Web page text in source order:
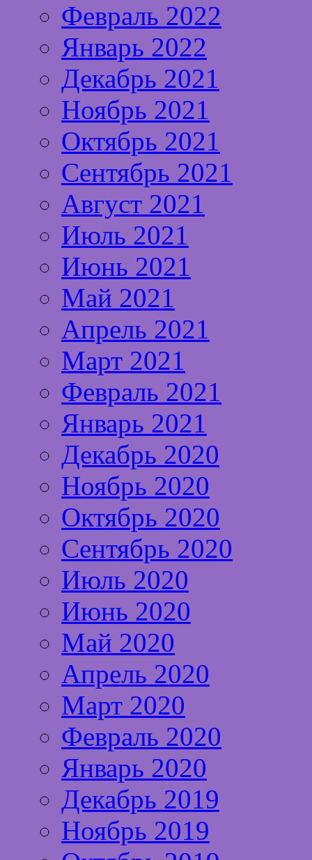
Февраль 2022
Январь 2022
Декабрь 2021
Ноябрь 2021
Октябрь 2021
Сентябрь 2021
Август 2021
Июль 2021
Июнь 2021
Май 2021
Апрель 2021
Март 2021
Февраль 2021
Январь 2021
Декабрь 2020
Ноябрь 2020
Октябрь 2020
Сентябрь 2020
Июль 2020
Июнь 2020
Май 2020
Апрель 2020
Март 2020
Февраль 2020
Январь 2020
Декабрь 2019
Ноябрь 2019